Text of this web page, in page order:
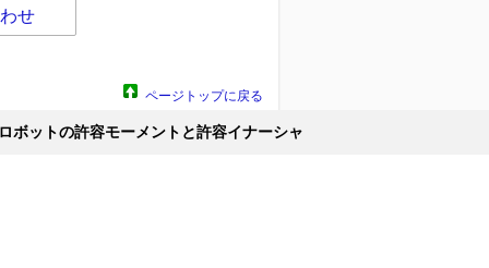
せ
ページトップに戻る
ボットの許容モーメントと許容イナーシャ